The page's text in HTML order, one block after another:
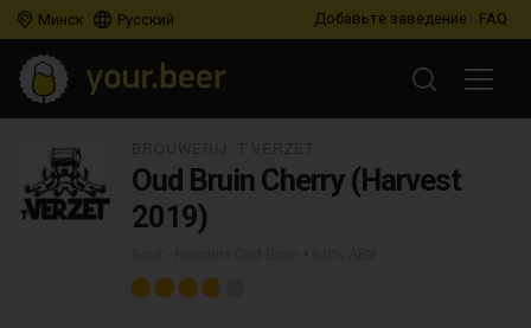
Минск Русский Добавьте заведение FAQ
Oud Bruin Cherry (Harvest
2019)